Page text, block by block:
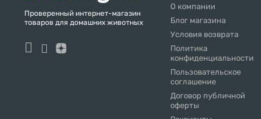
Проверенный интернет-магазин
товаров для домашних животных
О компании
Блог магазина
Условия возврата
Политика
конфиденциальности
Пользовательское
соглашение
Договор публичной
оферты